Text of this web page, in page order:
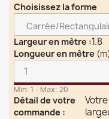
Choisissez la forme
Largeur en mètre :1.8
Longueur en mètre
Min: 1 - Max: 20
Détail de votre
commande :